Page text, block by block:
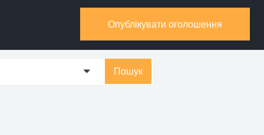
Опублікувати оголошення
0 Пошук